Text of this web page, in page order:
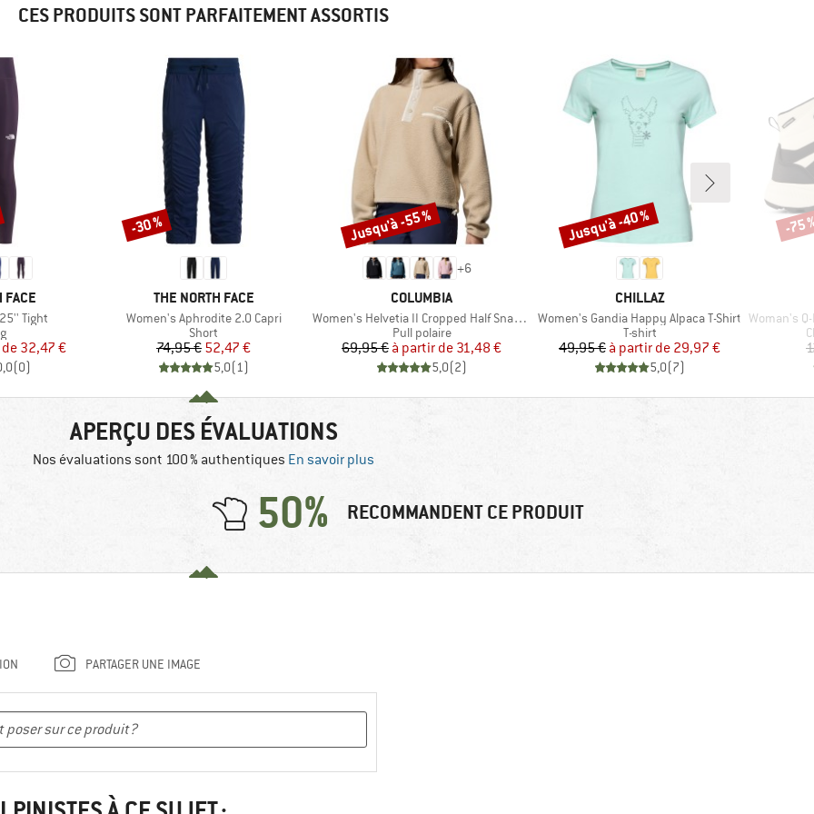
CES PRODUITS SONT PARFAITEMENT ASSORTIS
FACE
Tight
group
réduit
32,47 €
(0)
MARQUE
THE NORTH FACE
Article
Women's Aphrodite 2.0 Capri
Product group
Short
Prix
74,95 € Prix réduit
52,47 €
5,0(1)
Remise
-30 %
+6
MARQUE
COLUMBIA
Article
Women's Helvetia II Cropped Half Snap Fleece
Product group
Pull polaire
Prix
69,95 € Prix réduit
à partir de 31,48 €
5,0(2)
Remise
Jusqu'à -55 %
MARQUE
CHILLAZ
Article
Women's Gandia Happy Alpaca T-Shirt
Product group
T-shirt
Prix
49,95 € Prix réduit
à partir de 29,97 €
5,0(7)
Remise
Jusqu'à -40 %
Article
Woman's Q-
-75
APERÇU DES ÉVALUATIONS
Nos évaluations sont 100 % authentiques En savoir plus
50% RECOMMANDENT CE PRODUIT
PARTAGER UNE IMAGE